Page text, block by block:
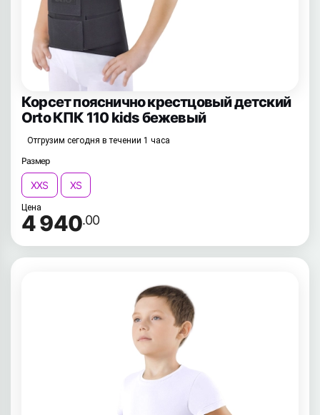
Корсет пояснично крестцовый детский
Orto КПК 110 kids бежевый
Отгрузим сегодня в течении 1 часа
Размер
XXS XS
Цена
4 940.00